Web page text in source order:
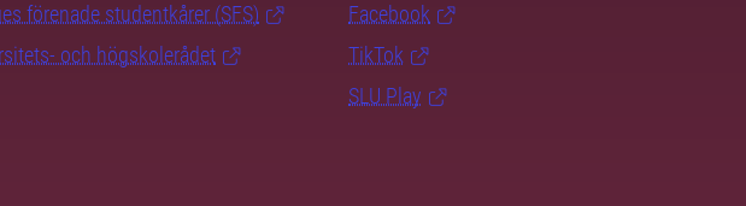
förenade studentkårer (SFS)
och högskolerådet
Facebook
TikTok
SLU Play